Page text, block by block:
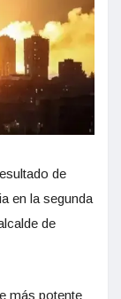
de
en la segunda
de
más potente